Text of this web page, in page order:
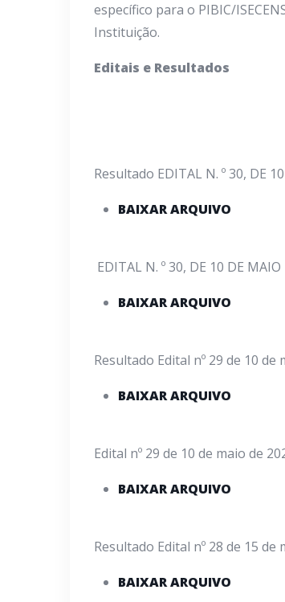
específico para o PIBIC/
Instituição.
Editais e Resultados
Resultado EDITAL N. º 30, DE
BAIXAR ARQUIVO
EDITAL N. º 30, DE 10 DE MAIO
BAIXAR ARQUIVO
Resultado Edital nº 29 de 10 de
BAIXAR ARQUIVO
Edital nº 29 de 10 de maio de
BAIXAR ARQUIVO
Resultado Edital nº 28 de 15 de
BAIXAR ARQUIVO